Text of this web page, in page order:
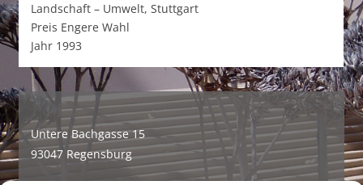
Landschaft – Umwelt, Stuttgart
Preis Engere Wahl
Jahr 1993
Untere Bachgasse 15
93047 Regensburg